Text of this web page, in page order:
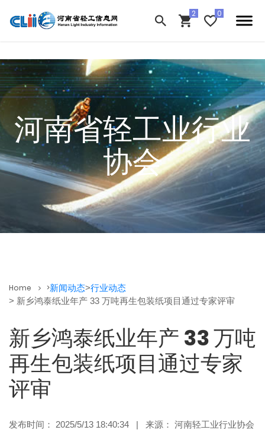
河南省轻工业行业
协会
Home >新闻动态>行业动态
> 新乡鸿泰纸业年产 33 万吨再生包装纸项目通过专家评审
新乡鸿泰纸业年产 33 万吨
再生包装纸项目通过专家
评审
发布时间： 2025/5/13 18:40:34 | 来源： 河南轻工业行业协会